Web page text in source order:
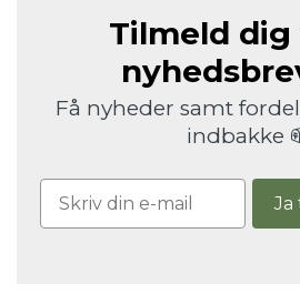
Tilmeld dig
Få nyheder samt
indbakke
Ja